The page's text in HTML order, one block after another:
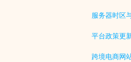
服务器时区
平台政策更
跨境电商网